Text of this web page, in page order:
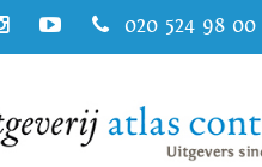
020 524 98 00